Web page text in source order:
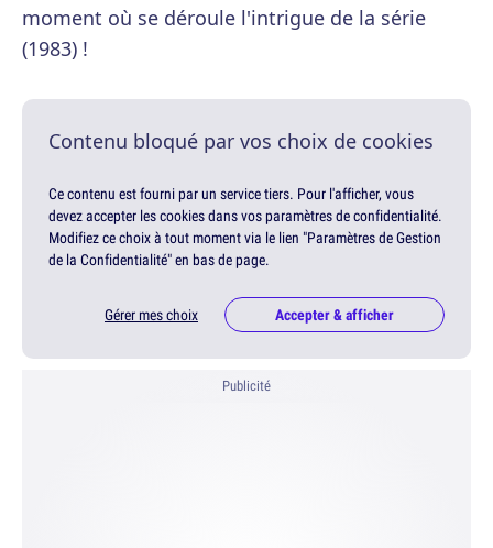
moment où se déroule l'intrigue de la série
(1983) !
Contenu bloqué par vos choix de cookies
Ce contenu est fourni par un service tiers. Pour l'afficher, vous
devez accepter les cookies dans vos paramètres de confidentialité.
Modifiez ce choix à tout moment via le lien "Paramètres de Gestion
de la Confidentialité" en bas de page.
Gérer mes choix Accepter & afficher
Publicité